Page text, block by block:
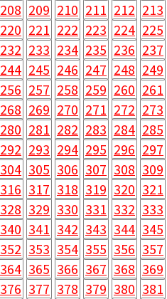
208 209 210 211 212 213
220 221 222 223 224 225
232 233 234 235 236 237
244 245 246 247 248 249
256 257 258 259 260 261
268 269 270 271 272 273
280 281 282 283 284 285
292 293 294 295 296 297
304 305 306 307 308 309
316 317 318 319 320 321
328 329 330 331 332 333
340 341 342 343 344 345
352 353 354 355 356 357
364 365 366 367 368 369
376 377 378 379 380 381